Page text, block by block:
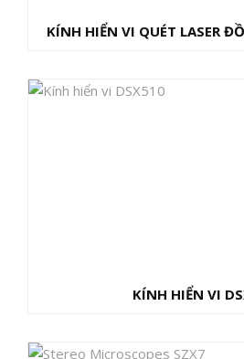
KÍNH HIỂN VI QUÉT LASER
KÍNH HIỂN VI